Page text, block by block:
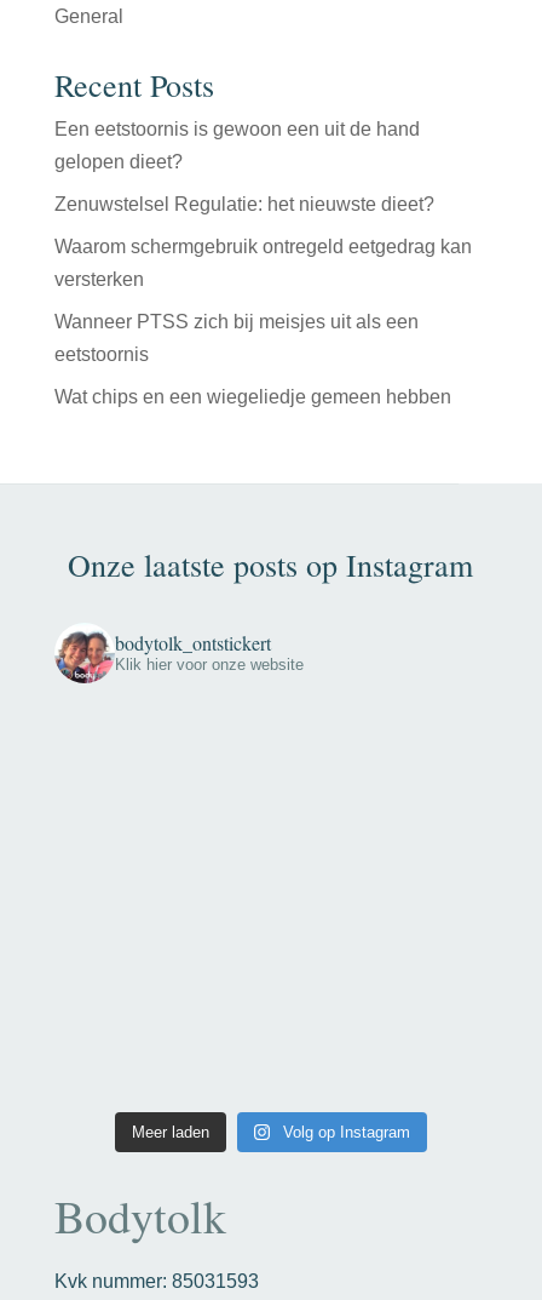
General
Recent Posts
Een eetstoornis is gewoon een uit de hand
gelopen dieet?
Zenuwstelsel Regulatie: het nieuwste dieet?
Waarom schermgebruik ontregeld eetgedrag kan
versterken
Wanneer PTSS zich bij meisjes uit als een
eetstoornis
Wat chips en een wiegeliedje gemeen hebben
Onze laatste posts op Instagram
bodytolk_ontstickert
Klik hier voor onze website
Meer laden Volg op Instagram
Bodytolk
Kvk nummer: 85031593